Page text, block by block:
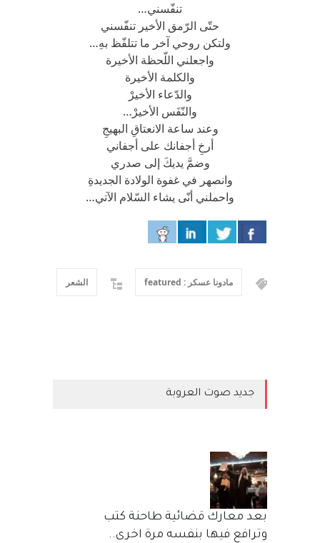
تنفّسني…
حتّى الرّمق الأخير تنفّسني
ولتكن روحي آخر ما تتلفّظ بهِ…
واجعلني اللّحظة الأخيرة
والكلمة الأخيرة
والدّعاء الأخيرْ
والنّفَس الأخيرْ…
وعند ساعة الانعتاقِ البهيجِ
أرخِ أجفانك على أجفاني
وضمَّ يديكَ إلى صدري
وانصهر في غفوة الولادة الجديدةِ
واحملني أنّى يشاء السّلام الآتي…
مادونا عسكر : featured الشعر
جديد صوت العروبة
بعد معارك قضائية طاحنة كتب
وترافع فيها بنفسه مرة اخرى..